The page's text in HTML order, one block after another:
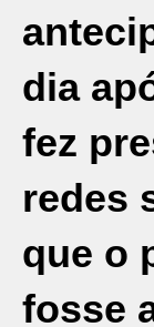
dia
fez
redes
que o
fosse